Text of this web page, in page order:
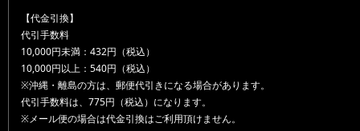
【代金引換】
代引手数料
10,000円未満：432円（税込）
10,000円以上：540円（税込）
※沖縄・離島の方は、郵便代引きになる場合があります。
代引手数料は、775円（税込）になります。
※メール便の場合は代金引換はご利用頂けません。